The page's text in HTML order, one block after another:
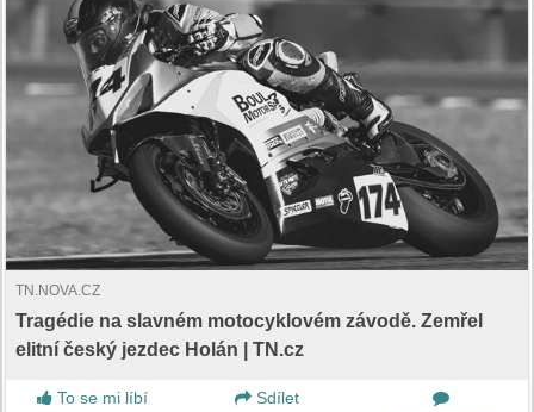
TN.NOVA.CZ
Tragédie na slavném motocyklovém závodě. Zemřel
elitní český jezdec Holán | TN.cz
To se mi líbí
Sdílet